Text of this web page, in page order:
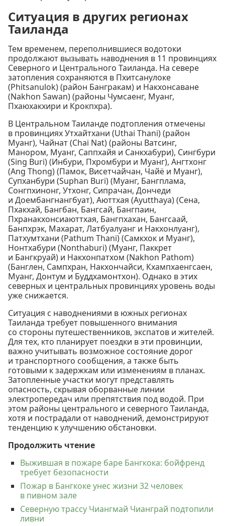
Ситуация в других регионах
Таиланда
Тем временем, переполнившиеся водотоки
продолжают вызывать наводнения в 11 провинциях
Северного и Центрального Таиланда. На севере
затопления сохраняются в Пхитсанулоке
(Phitsanulok) (район Бангракам) и Накхонсаване
(Nakhon Sawan) (районы Чумсаенг, Муанг,
Пхаюхакхири и Крокпхра).
В Центральном Таиланде подтопления отмечены
в провинциях Утхайтхани (Uthai Thani) (район
Муанг), Чайнат (Chai Nat) (районы Ватсинг,
Манором, Муанг, Саппхайя и Санкхабури), Сингбури
(Sing Buri) (Инбури, Пхромбури и Муанг), Ангтхонг
(Ang Thong) (Памок, Висетчайчан, Чайё и Муанг),
Супханбури (Suphan Buri) (Муанг, Бангплама,
Сонгпхинонг, Утхонг, Сипрачан, Дончеди
и Доембангнангбуат), Аюттхая (Ayutthaya) (Сена,
Пхакхай, Бангбан, Бангсай, Бангпаин,
Пхранакхонсиаюттхая, Бангпхахан, Бангсаай,
Банпхрэк, Махарат, Латбуалуанг и Накхонлуанг),
Патхумтхани (Pathum Thani) (Самкхок и Муанг),
Нонтхабури (Nonthaburi) (Муанг, Паккрет
и Бангкруай) и Накхонпатхом (Nakhon Pathom)
(Банглен, Сампхран, Накхончайси, Кхампхаенгсаен,
Муанг, Донтум и Буддхамонтхон). Однако в этих
северных и центральных провинциях уровень воды
уже снижается.
Ситуация с наводнениями в южных регионах
Таиланда требует повышенного внимания
со стороны путешественников, экспатов и жителей.
Для тех, кто планирует поездки в эти провинции,
важно учитывать возможное состояние дорог
и транспортного сообщения, а также быть
готовыми к задержкам или изменениям в планах.
Затопленные участки могут представлять
опасность, скрывая оборванные линии
электропередач или препятствия под водой. При
этом районы центрального и северного Таиланда,
хотя и пострадали от наводнений, демонстрируют
тенденцию к улучшению обстановки.
Продолжить чтение
Выжившая в пожаре баре Бангкока: бойфренд
требует безопасности
Пожар в Бангкоке унес жизни 32 человек
в пивном зале
Северную трассу Чиангмай Чианграй подтопили
ливни